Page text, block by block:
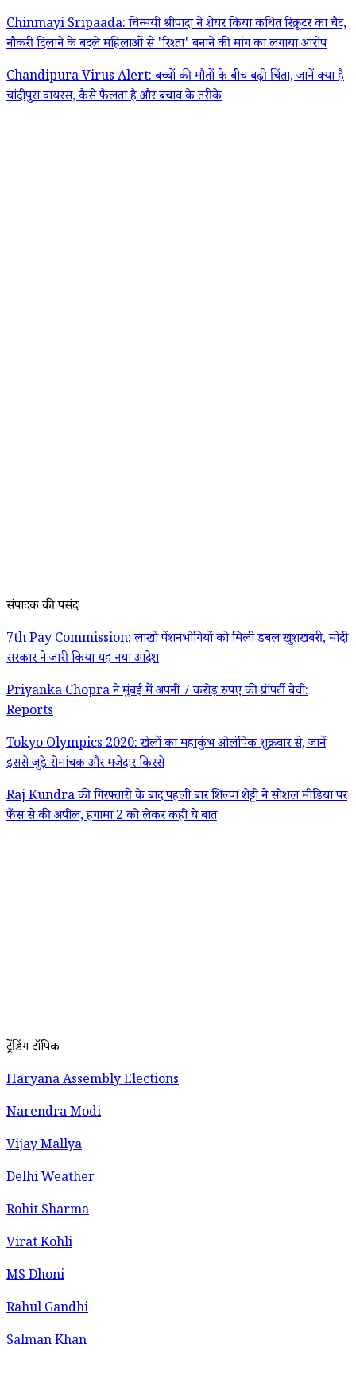
Chinmayi Sripaada: चिन्मयी श्रीपादा ने शेयर किया कथित रिक्रूटर का चैट,
नौकरी दिलाने के बदले महिलाओं से 'रिश्ता' बनाने की मांग का लगाया आरोप
Chandipura Virus Alert: बच्चों की मौतों के बीच बढ़ी चिंता, जानें क्या है
चांदीपुरा वायरस, कैसे फैलता है और बचाव के तरीके
संपादक की पसंद
7th Pay Commission: लाखों पेंशनभोगियों को मिली डबल खुशखबरी, मोदी
सरकार ने जारी किया यह नया आदेश
Priyanka Chopra ने मुंबई में अपनी 7 करोड़ रुपए की प्रॉपर्टी बेची:
Reports
Tokyo Olympics 2020: खेलों का महाकुंभ ओलंपिक शुक्रवार से, जानें
इससे जुड़े रोमांचक और मजेदार किस्से
Raj Kundra की गिरफ्तारी के बाद पहली बार शिल्पा शेट्टी ने सोशल मीडिया पर
फैंस से की अपील, हंगामा 2 को लेकर कही ये बात
ट्रेंडिंग टॉपिक
Haryana Assembly Elections
Narendra Modi
Vijay Mallya
Delhi Weather
Rohit Sharma
Virat Kohli
MS Dhoni
Rahul Gandhi
Salman Khan